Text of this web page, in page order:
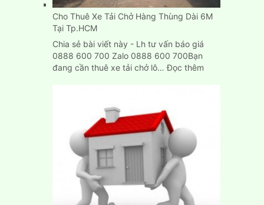
Biên
Hòa
Cho Thuê Xe Tải Chở Hàng Thùng Dài 6M
Tại Tp.HCM
Chia sẻ bài viết này - Lh tư vấn báo giá
0888 600 700 Zalo 0888 600 700Bạn
đang cần thuê xe tải chở lô…Đọc thêm: